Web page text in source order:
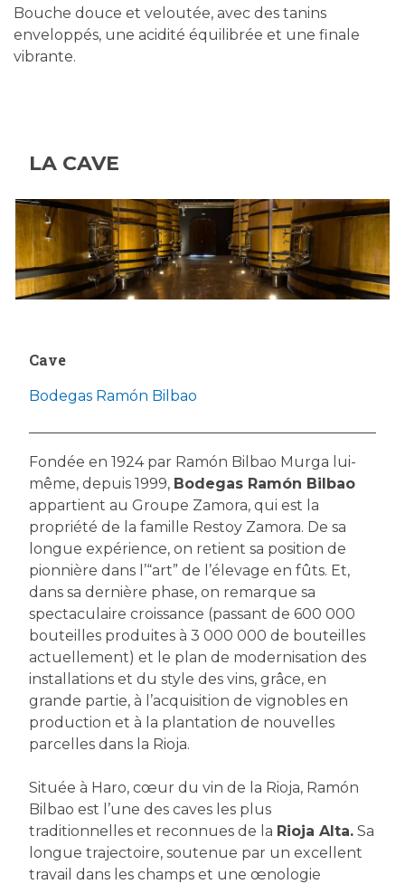
Bouche douce et veloutée, avec des tanins
enveloppés, une acidité équilibrée et une finale
vibrante.
LA CAVE
Cave
Bodegas Ramón Bilbao
Fondée en 1924 par Ramón Bilbao Murga lui-
même, depuis 1999, Bodegas Ramón Bilbao
appartient au Groupe Zamora, qui est la
propriété de la famille Restoy Zamora. De sa
longue expérience, on retient sa position de
pionnière dans l’“art” de l’élevage en fûts. Et,
dans sa dernière phase, on remarque sa
spectaculaire croissance (passant de 600 000
bouteilles produites à 3 000 000 de bouteilles
actuellement) et le plan de modernisation des
installations et du style des vins, grâce, en
grande partie, à l’acquisition de vignobles en
production et à la plantation de nouvelles
parcelles dans la Rioja.
Située à Haro, cœur du vin de la Rioja, Ramón
Bilbao est l’une des caves les plus
traditionnelles et reconnues de la Rioja Alta. Sa
longue trajectoire, soutenue par un excellent
travail dans les champs et une œnologie